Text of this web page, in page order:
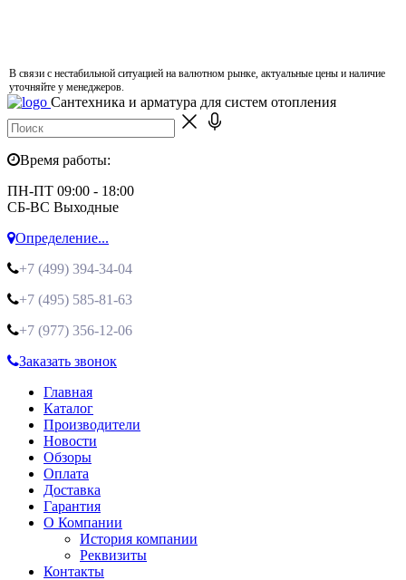
В связи с нестабильной ситуацией на валютном рынке, актуальные цены и наличие
уточняйте у менеджеров.
Сантехника и арматура для систем отопления
Время работы:
ПН-ПТ 09:00 - 18:00
СБ-ВС Выходные
Определение...
+7 (499) 394-34-04
+7 (495) 585-81-63
+7 (977) 356-12-06
Заказать звонок
Главная
Каталог
Производители
Новости
Обзоры
Оплата
Доставка
Гарантия
О Компании
История компании
Реквизиты
Контакты